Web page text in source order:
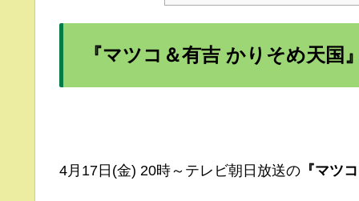
『マツコ＆有吉 かりそめ天国
4月17日(金) 20時～テレビ朝日放送の 『マツ